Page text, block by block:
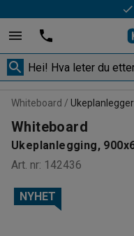
Whiteboard
Whiteboard
Ukeplanlegging,
Art. nr: 142436
NYHET